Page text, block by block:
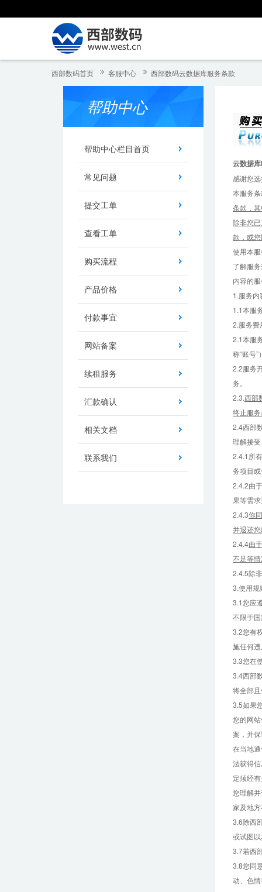
西部数码首页 客服中心 西部数码云数据库服务条款
帮助中心
帮助中心栏目首页
常见问题
提交工单
查看工单
购买流程
产品价格
付款事宜
网站备案
续租服务
汇款确认
相关文档
联系我们
云数据
感谢您
本服务
条款，
除非您
款，或
使用本
了解服
内容的
1.服务内
1.1本服
2.服务费
2.1本服
称“账号
2.2服务
务。
2.3.西部
终止服
2.4西部
理解接
2.4.1所
务项目
2.4.2由
果等需
2.4.3你
并退还
2.4.4由
不足等
2.4.5除
3.使用规
3.1您应
不限于
3.2您有
施任何
3.3您在
3.4西部
将全部
3.5如果
您的网
案，并
在当地
法获得
定须经
您理解
家及地
3.6除西
或试图
3.7若西
3.8您同
动、色